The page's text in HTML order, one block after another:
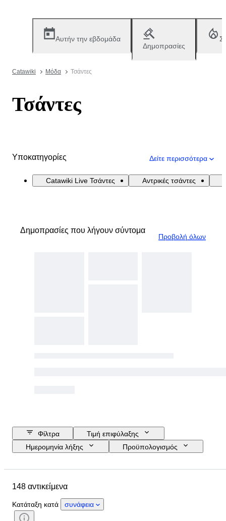
Αυτήν την εβδομάδα
Δημοπρασίες
Catawiki Μόδα Τσάντες
Τσάντες
Υποκατηγορίες Δείτε περισσότερα
Catawiki Live Τσάντες Αντρικές τσάντες
Δημοπρασίες που λήγουν σύντομα
Προβολή όλων
Φίλτρα
Τιμή επιφύλαξης
Ημερομηνία λήξης
Προϋπολογισμός
Αντικείμενο
Κατάσταση
Χρώμα
Περιλαμβάνονται αξεσουάρ
148 αντικείμενα
Κατάταξη κατά συνάφεια